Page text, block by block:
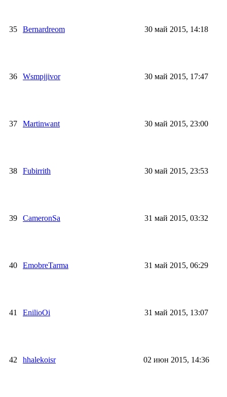
35 Bernardreom 30 май 2015, 14:18
36 Wsmpjjivor 30 май 2015, 17:47
37 Martinwant 30 май 2015, 23:00
38 Fubirrith 30 май 2015, 23:53
39 CameronSa 31 май 2015, 03:32
40 EmobreTarma 31 май 2015, 06:29
41 EnilioOi 31 май 2015, 13:07
42 hhalekoisr 02 июн 2015, 14:36